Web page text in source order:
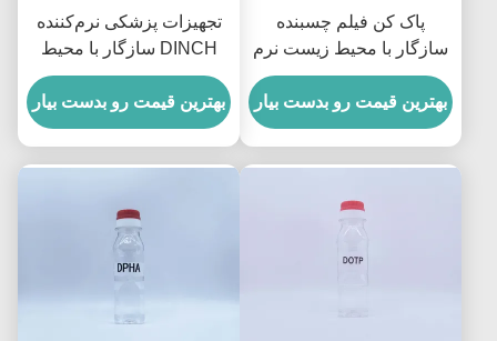
پاک کن فیلم چسبنده
سازگار با محیط زیست نرم
کننده DOCH برای واشر
های تماس با مواد غذایی 15
PtCo
بهترین قیمت رو بدست بیار
تجهیزات پزشکی نرم‌کننده
DINCH سازگار با محیط
زیست فتالات برای وسایل
پزشکی PVC
بهترین قیمت رو بدست بیار